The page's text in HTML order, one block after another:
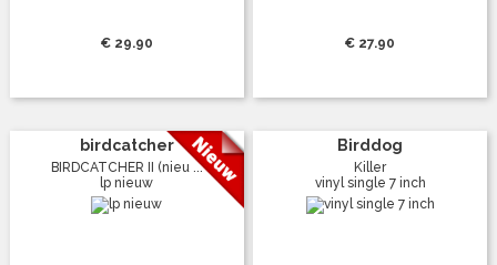
€ 29.90 € 27.90
birdcatcher
BIRDCATCHER II (nieu ...
lp nieuw
Birddog
Killer
vinyl single 7 inch